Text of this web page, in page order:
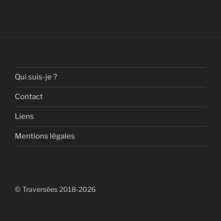
Qui suis-je ?
Contact
Liens
Mentions légales
© Traversées 2018-2026